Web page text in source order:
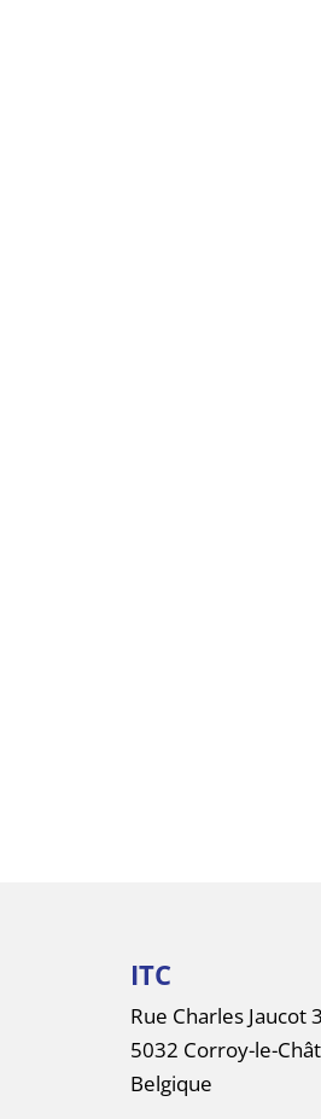
ITC
Rue Charles Jaucot
5032 Corroy-le-
Belgique